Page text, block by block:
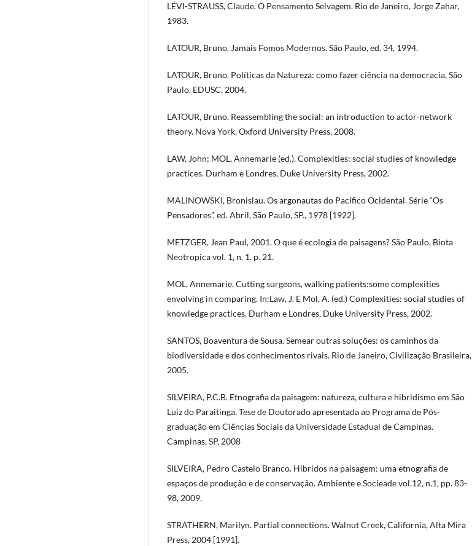
LÉVI-STRAUSS, Claude. O Pensamento Selvagem. Rio de Janeiro, Jorge Zahar,
1983.
LATOUR, Bruno. Jamais Fomos Modernos. São Paulo, ed. 34, 1994.
LATOUR, Bruno. Políticas da Natureza: como fazer ciência na democracia, São
Paulo, EDUSC, 2004.
LATOUR, Bruno. Reassembling the social: an introduction to actor-network
theory. Nova York, Oxford University Press, 2008.
LAW, John; MOL, Annemarie (ed.). Complexities: social studies of knowledge
practices. Durham e Londres, Duke University Press, 2002.
MALINOWSKI, Bronislau. Os argonautas do Pacífico Ocidental. Série “Os
Pensadores”, ed. Abril, São Paulo, SP., 1978 [1922].
METZGER, Jean Paul, 2001. O que é ecologia de paisagens? São Paulo, Biota
Neotropica vol. 1, n. 1. p. 21.
MOL, Annemarie. Cutting surgeons, walking patients:some complexities
envolving in comparing. In:Law, J. E Mol, A. (ed.) Complexities: social studies of
knowledge practices. Durham e Londres, Duke University Press, 2002.
SANTOS, Boaventura de Sousa. Semear outras soluções: os caminhos da
biodiversidade e dos conhecimentos rivais. Rio de Janeiro, Civilização Brasileira,
2005.
SILVEIRA, P.C.B. Etnografia da paisagem: natureza, cultura e hibridismo em São
Luiz do Paraitinga. Tese de Doutorado apresentada ao Programa de Pós-
graduação em Ciências Sociais da Universidade Estadual de Campinas.
Campinas, SP, 2008
SILVEIRA, Pedro Castelo Branco. Híbridos na paisagem: uma etnografia de
espaços de produção e de conservação. Ambiente e Socieade vol.12, n.1, pp. 83-
98, 2009.
STRATHERN, Marilyn. Partial connections. Walnut Creek, California, Alta Mira
Press, 2004 [1991].